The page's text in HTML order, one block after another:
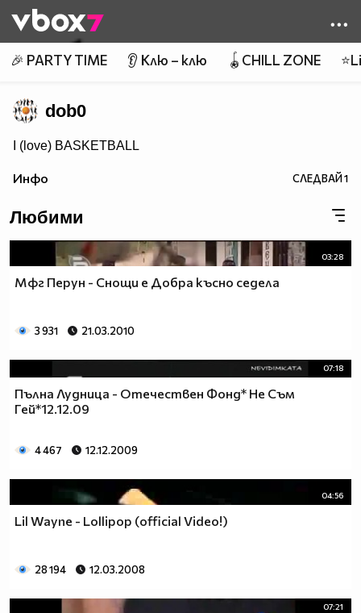
👾
🎉 PARTY TIME 👂 Клю – клю 🪀CHILL ZONE
dob0
I (love) BASKETBALL
Инфо СЛЕДВАЙ1
Любими
03:28
Мфг Перун - Снощи е Добра късно седела
3 931 21.03.2010
07:18
Пълна Лудница - Отечествен Фонд* Не Съм
Гей*12.12.09
4 467 12.12.2009
04:56
Lil Wayne - Lollipop (official Video!)
28 194 12.03.2008
07:21